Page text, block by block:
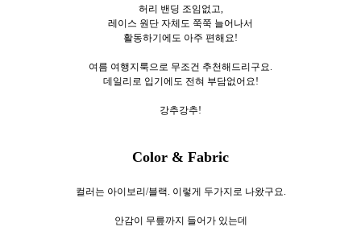
허리 밴딩 조임없고,
레이스 원단 자체도 쭉쭉 늘어나서
활동하기에도 아주 편해요!
여름 여행지룩으로 무조건 추천해드리구요.
데일리로 입기에도 전혀 부담없어요!
강추강추!
Color & Fabric
컬러는 아이보리/블랙. 이렇게 두가지로 나왔구요.
안감이 무릎까지 들어가 있는데